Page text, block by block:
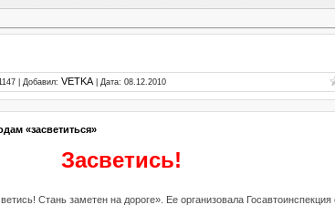
| Добавил: VETKA| Дата: 08.12.2010
«засветиться»
Засветись!
Стань заметен на дороге». Ее организовала Госавтоинспекция